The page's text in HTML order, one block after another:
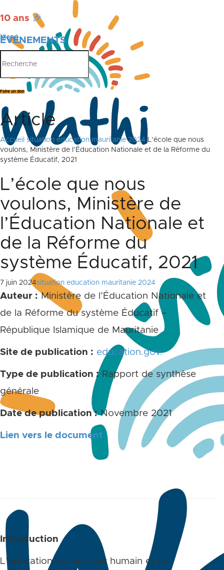
10 ans 🎉
ÉVÉNEMENTS
PUBLICATIONS
Menu
Faire un don
Article
Accueil situation education mauritanie 2024 L’école que nous
voulons, Ministère de l’Éducation Nationale et de la Réforme du
système Éducatif, 2021
L’école que nous
voulons, Ministère de
l’Éducation Nationale et
de la Réforme du
système Éducatif, 2021
7 juin 2024situation education mauritanie 2024
Auteur : Ministère de l’Éducation Nationale et
de la Réforme du système Éducatif –
République Islamique de Mauritanie
Site de publication : education.gov.
Type de publication : Rapport de synthèse
générale
Date de publication :Novembre 2021
Lien vers le document
Introduction
L’éducation est un droit humain et un